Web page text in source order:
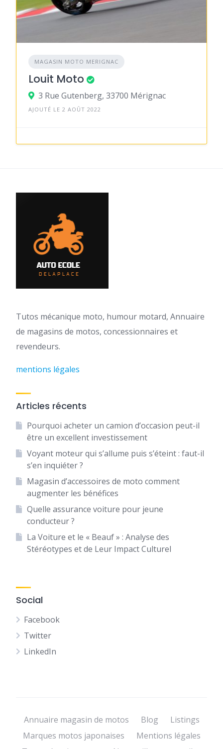
MAGASIN MOTO MERIGNAC
Louit Moto
3 Rue Gutenberg, 33700 Mérignac
AJOUTÉ LE 2 AOÛT 2022
Tutos mécanique moto, humour motard, Annuaire
de magasins de motos, concessionnaires et
revendeurs.
mentions légales
Articles récents
Pourquoi acheter un camion d’occasion peut-il
être un excellent investissement
Voyant moteur qui s’allume puis s’éteint : faut-il
s’en inquiéter ?
Magasin d’accessoires de moto comment
augmenter les bénéfices
Quelle assurance voiture pour jeune
conducteur ?
La Voiture et le « Beauf » : Analyse des
Stéréotypes et de Leur Impact Culturel
Social
Facebook
Twitter
LinkedIn
Annuaire magasin de motos Blog
Listings
Marques motos japonaises
Mentions légales